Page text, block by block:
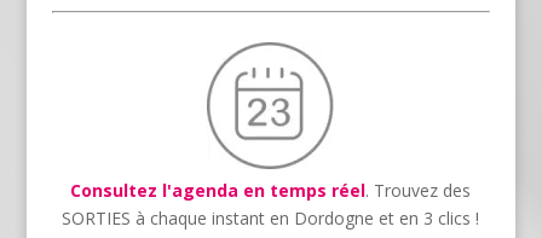
Consultez l'agenda en temps réel. Trouvez des
SORTIES à chaque instant en Dordogne et en 3 clics !